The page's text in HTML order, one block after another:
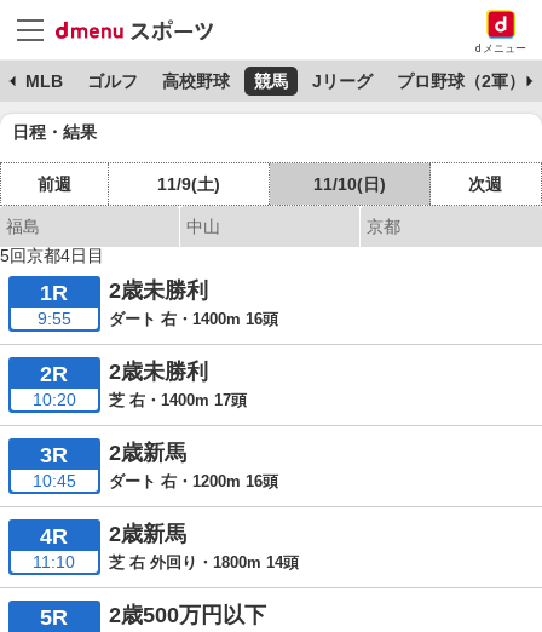
dメニュー
MLB ゴルフ 高校野球 競馬 Jリーグ プロ野球（2軍）
日程・結果
前週 11/9(土) 11/10(日) 次週
福島 中山
京都
5回京都4日目
1R
9:55
2歳未勝利
ダート 右・1400m 16頭
2R
10:20
2歳未勝利
芝 右・1400m 17頭
3R
10:45
2歳新馬
ダート 右・1200m 16頭
4R
11:10
2歳新馬
芝 右 外回り・1800m 14頭
5R 2歳500万円以下